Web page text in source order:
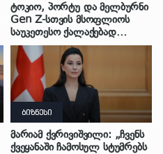
ტოკიო, პორტუ და მელბურნი
Gen Z-სთვის მსოფლიოს
საუკეთესო ქალაქებად
დასახელდა
ბიზნესი
მარიამ ქვრივიშვილი: „ჩვენს
ქვეყანაში ჩამოსულ სტუმრებს